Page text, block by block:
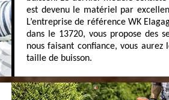
est devenu le matériel par
L’entreprise de référence WK
dans le 13720, vous propose des
nous faisant confiance, vous
taille de buisson.